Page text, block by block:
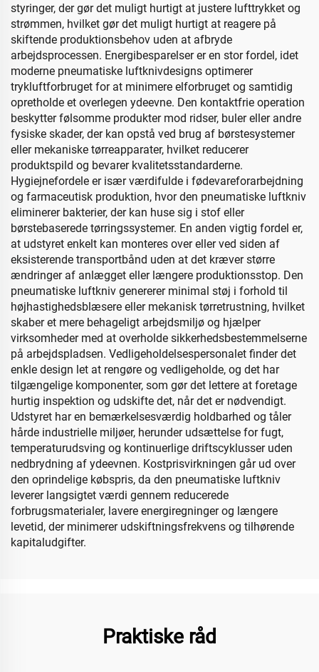
styringer, der gør det muligt hurtigt at justere lufttrykket og
strømmen, hvilket gør det muligt hurtigt at reagere på
skiftende produktionsbehov uden at afbryde
arbejdsprocessen. Energibesparelser er en stor fordel, idet
moderne pneumatiske luftknivdesigns optimerer
trykluftforbruget for at minimere elforbruget og samtidig
opretholde et overlegen ydeevne. Den kontaktfrie operation
beskytter følsomme produkter mod ridser, buler eller andre
fysiske skader, der kan opstå ved brug af børstesystemer
eller mekaniske tørreapparater, hvilket reducerer
produktspild og bevarer kvalitetsstandarderne.
Hygiejnefordele er især værdifulde i fødevareforarbejdning
og farmaceutisk produktion, hvor den pneumatiske luftkniv
eliminerer bakterier, der kan huse sig i stof eller
børstebaserede tørringssystemer. En anden vigtig fordel er,
at udstyret enkelt kan monteres over eller ved siden af
eksisterende transportbånd uden at det kræver større
ændringer af anlægget eller længere produktionsstop. Den
pneumatiske luftkniv genererer minimal støj i forhold til
højhastighedsblæsere eller mekanisk tørretrustning, hvilket
skaber et mere behageligt arbejdsmiljø og hjælper
virksomheder med at overholde sikkerhedsbestemmelserne
på arbejdspladsen. Vedligeholdelsespersonalet finder det
enkle design let at rengøre og vedligeholde, og det har
tilgængelige komponenter, som gør det lettere at foretage
hurtig inspektion og udskifte det, når det er nødvendigt.
Udstyret har en bemærkelsesværdig holdbarhed og tåler
hårde industrielle miljøer, herunder udsættelse for fugt,
temperaturudsving og kontinuerlige driftscyklusser uden
nedbrydning af ydeevnen. Kostprisvirkningen går ud over
den oprindelige købspris, da den pneumatiske luftkniv
leverer langsigtet værdi gennem reducerede
forbrugsmaterialer, lavere energiregninger og længere
levetid, der minimerer udskiftningsfrekvens og tilhørende
kapitaludgifter.
Praktiske råd